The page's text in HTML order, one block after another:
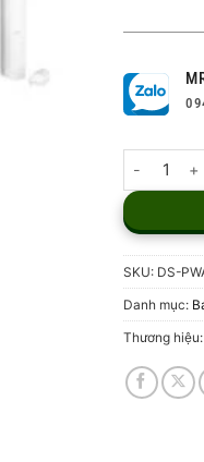
Bộ Kit
SKU: DS-
Danh mục:
Thương hiệu: